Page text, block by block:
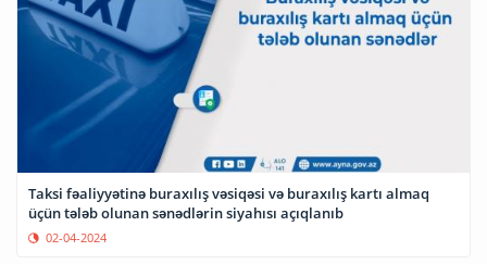
Taksi fəaliyyətinə buraxılış vəsiqəsi və buraxılış kartı almaq
üçün tələb olunan sənədlərin siyahısı açıqlanıb
02-04-2024